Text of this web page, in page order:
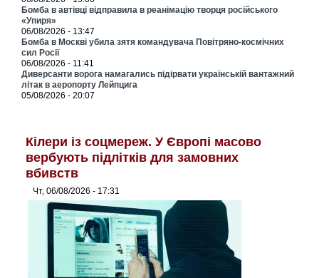
Бомба в автівці відправила в реанімацію творця російського
«Упиря»
06/08/2026 - 13:47
Бомба в Москві убила зятя командувача Повітряно-космічних
сил Росії
06/08/2026 - 11:41
Диверсанти ворога намагались підірвати українській вантажний
літак в аеропорту Лейпцига
05/08/2026 - 20:07
Кілери із соцмереж. У Європі масово
вербують підлітків для замовних
вбивств
Чт, 06/08/2026 - 17:31